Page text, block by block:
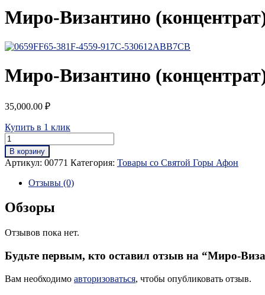
Миро-Византино
Миро-Византино
35,000.00 ₽
Купить в 1 клик
В корзину
Артикул: 00771 Категория: Товары со Святой Горы Афон
Отзывы (0)
Обзоры
Отзывов пока нет.
Будьте первым, кто оставил отзыв на “Миро-
Вам необходимо авторизоваться, чтобы опубликовать отзыв.